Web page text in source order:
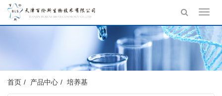
首页 产品中心 培养基